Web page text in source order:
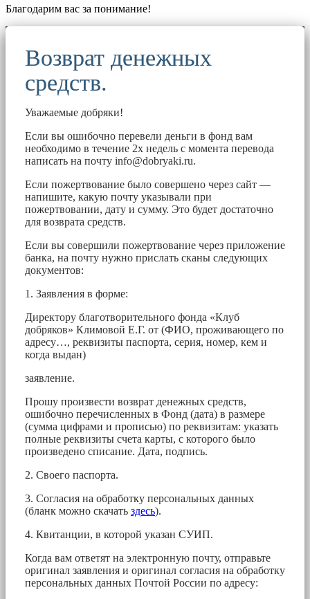
Благодарим вас за понимание!
Возврат денежных
средств.
Уважаемые добряки!
Если вы ошибочно перевели деньги в фонд вам
необходимо в течение 2х недель с момента перевода
написать на почту info@dobryaki.ru.
Если пожертвование было совершено через сайт —
напишите, какую почту указывали при
пожертвовании, дату и сумму. Это будет достаточно
для возврата средств.
Если вы совершили пожертвование через приложение
банка, на почту нужно прислать сканы следующих
документов:
1. Заявления в форме:
Директору благотворительного фонда «Клуб
добряков» Климовой Е.Г. от (ФИО, проживающего по
адресу…, реквизиты паспорта, серия, номер, кем и
когда выдан)
заявление.
Прошу произвести возврат денежных средств,
ошибочно перечисленных в Фонд (дата) в размере
(сумма цифрами и прописью) по реквизитам: указать
полные реквизиты счета карты, с которого было
произведено списание. Дата, подпись.
2. Своего паспорта.
3. Согласия на обработку персональных данных
(бланк можно скачать здесь).
4. Квитанции, в которой указан СУИП.
Когда вам ответят на электронную почту, отправьте
оригинал заявления и оригинал согласия на обработку
персональных данных Почтой России по адресу: